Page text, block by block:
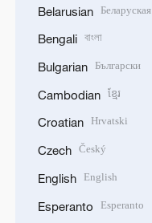
Belarusian Беларуская
Bengali বাংলা
Bulgarian Български
Cambodian ខ្មែរ
Croatian Hrvatski
Czech Český
English English
Esperanto Esperanto